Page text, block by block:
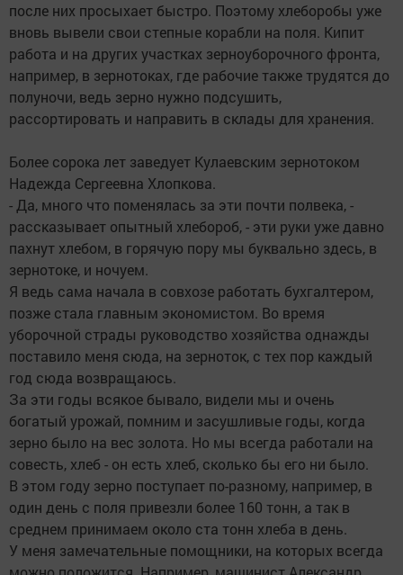
после них просыхает быстро. Поэтому хлеборобы уже
вновь вывели свои степные корабли на поля. Кипит
работа и на других участках зерноуборочного фронта,
например, в зернотоках, где рабочие также трудятся до
полуночи, ведь зерно нужно подсушить,
рассортировать и направить в склады для хранения.
Более сорока лет заведует Кулаевским зернотоком
Надежда Сергеевна Хлопкова.
- Да, много что поменялась за эти почти полвека, -
рассказывает опытный хлебороб, - эти руки уже давно
пахнут хлебом, в горячую пору мы буквально здесь, в
зернотоке, и ночуем.
Я ведь сама начала в совхозе работать бухгалтером,
позже стала главным экономистом. Во время
уборочной страды руководство хозяйства однажды
поставило меня сюда, на зерноток, с тех пор каждый
год сюда возвращаюсь.
За эти годы всякое бывало, видели мы и очень
богатый урожай, помним и засушливые годы, когда
зерно было на вес золота. Но мы всегда работали на
совесть, хлеб - он есть хлеб, сколько бы его ни было.
В этом году зерно поступает по-разному, например, в
один день с поля привезли более 160 тонн, а так в
среднем принимаем около ста тонн хлеба в день.
У меня замечательные помощники, на которых всегда